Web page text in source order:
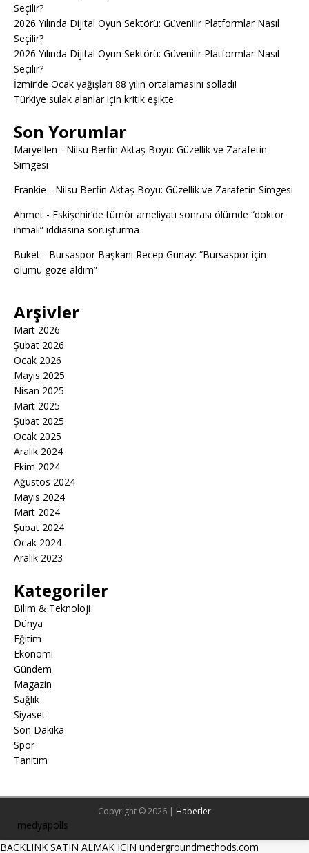
Seçilir?
2026 Yılında Dijital Oyun Sektörü: Güvenilir Platformlar Nasıl
Seçilir?
2026 Yılında Dijital Oyun Sektörü: Güvenilir Platformlar Nasıl
Seçilir?
İzmir’de Ocak yağışları 88 yılın ortalamasını solladı!
Türkiye sulak alanlar için kritik eşikte
Son Yorumlar
Maryellen - Nilsu Berfin Aktaş Boyu: Güzellik ve Zarafetin
Simgesi
Frankie - Nilsu Berfin Aktaş Boyu: Güzellik ve Zarafetin Simgesi
Ahmet - Eskişehir’de tümör ameliyatı sonrası ölümde “doktor
ihmali” iddiasına soruşturma
Buket - Bursaspor Başkanı Recep Günay: “Bursaspor için
ölümü göze aldım”
Arşivler
Mart 2026
Şubat 2026
Ocak 2026
Mayıs 2025
Nisan 2025
Mart 2025
Şubat 2025
Ocak 2025
Aralık 2024
Ekim 2024
Ağustos 2024
Mayıs 2024
Mart 2024
Şubat 2024
Ocak 2024
Aralık 2023
Kategoriler
Bilim & Teknoloji
Dünya
Eğitim
Ekonomi
Gündem
Magazin
Sağlık
Siyaset
Son Dakika
Spor
Tanıtım
Copyright © 2026 | Haberler
medyapolls
BACKLINK SATIN ALMAK ICIN undergroundmethods.com